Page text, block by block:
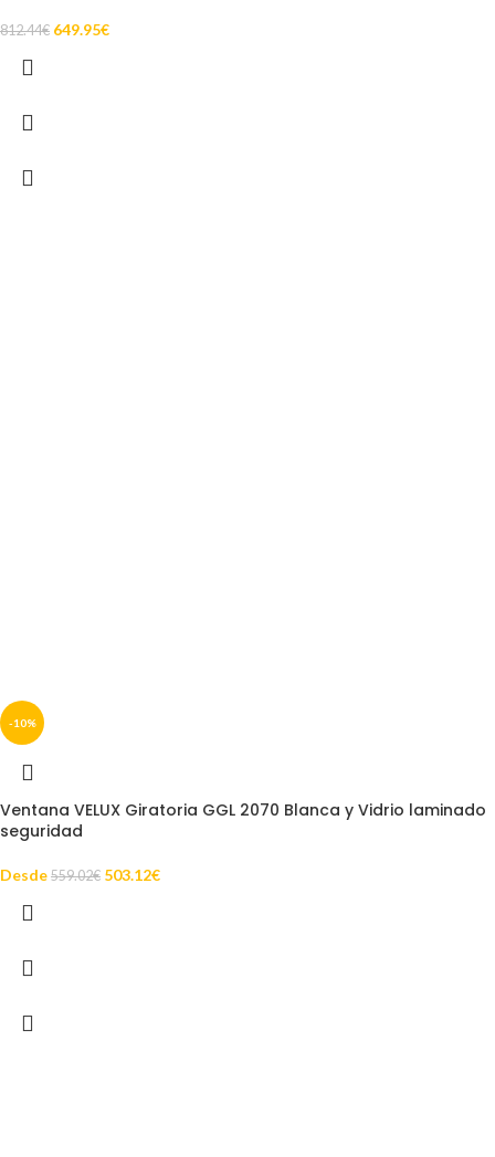
812.44€ 649.95€
-10%
Ventana VELUX Giratoria GGL 2070 Blanca y Vidrio laminado
seguridad
Desde 559.02€ 503.12€